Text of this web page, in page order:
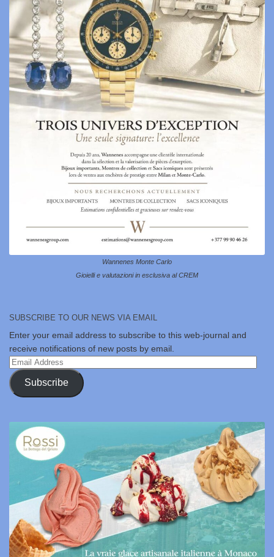
Wannenes Monte Carlo
Gioielli e valutazioni in esclusiva al CREM
SUBSCRIBE TO OUR NEWS VIA EMAIL
Enter your email address to subscribe to this web-journal and
receive notifications of new posts by email.
Email
Address
Subscribe